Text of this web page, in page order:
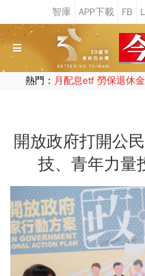
熱門： 月配息etf 勞保退休金
開放政府打開公
技、青年力量